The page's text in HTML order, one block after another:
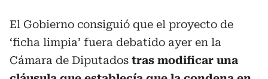
El Gobierno consiguió que el proyecto de
‘ficha limpia’ fuera debatido ayer en la
Cámara de Diputados tras modificar una